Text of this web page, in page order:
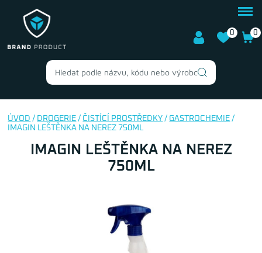
0 0
ÚVOD / DROGERIE / ČISTÍCÍ PROSTŘEDKY / GASTROCHEMIE /
IMAGIN LEŠTĚNKA NA NEREZ 750ML
IMAGIN LEŠTĚNKA NA NEREZ
750ML